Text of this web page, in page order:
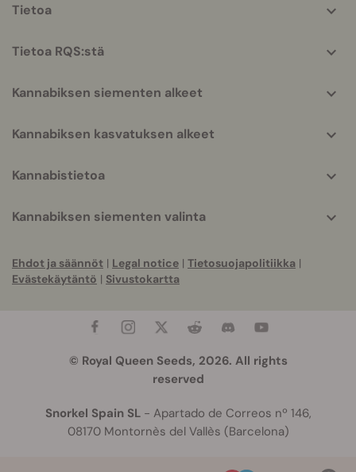
helpful
Tietoa
Tietoa RQS:stä
Kannabiksen siementen alkeet
Kannabiksen kasvatuksen alkeet
Kannabistietoa
Kannabiksen siementen valinta
Ehdot ja säännöt | Legal notice | Tietosuojapolitiikka |
Evästekäytäntö | Sivustokartta
© Royal Queen Seeds, 2026. All rights
reserved
Snorkel Spain SL- Apartado de Correos nº 146,
08170 Montornès del Vallès (Barcelona)